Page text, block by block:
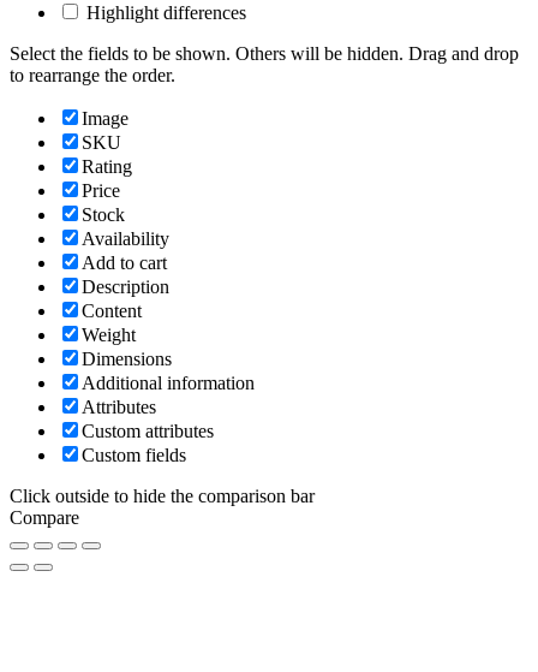
Highlight differences
Select the fields to be shown. Others will be hidden. Drag and drop
to rearrange the order.
Image
SKU
Rating
Price
Stock
Availability
Add to cart
Description
Content
Weight
Dimensions
Additional information
Attributes
Custom attributes
Custom fields
Click outside to hide the comparison bar
Compare